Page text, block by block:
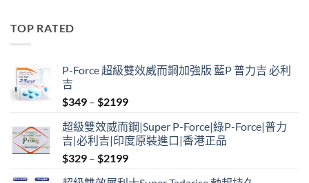
TOP RATED
P-Force 超級雙效威而鋼加強版 藍P 普力吉 必利
吉
$349 – $2199Price
$349
through
$2199
超級雙效威而鋼|Super P-Force|綠P-Force|普力
吉|必利吉|印度原裝進口|香港正品
$329 – $2199Price